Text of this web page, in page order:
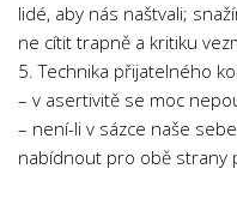
Němčina
Občanská nauka
Pedagogika
Právo
lidé, aby nás naštvali;
ne cítit trapně a kritiku
5. Technika přijatelného
– v asertivitě se moc
– není-li v sázce naše
nabídnout pro obě strany